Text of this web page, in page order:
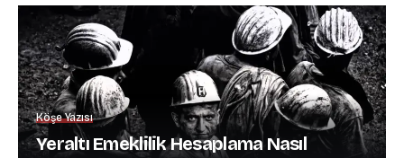
Köşe Yazısı
Yeraltı Emeklilik Hesaplama Nasıl